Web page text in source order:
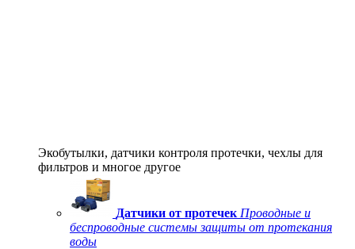
Экобутылки, датчики контроля протечки, чехлы для
фильтров и многое другое
Датчики от протечек Проводные и
беспроводные системы защиты от протекания
воды